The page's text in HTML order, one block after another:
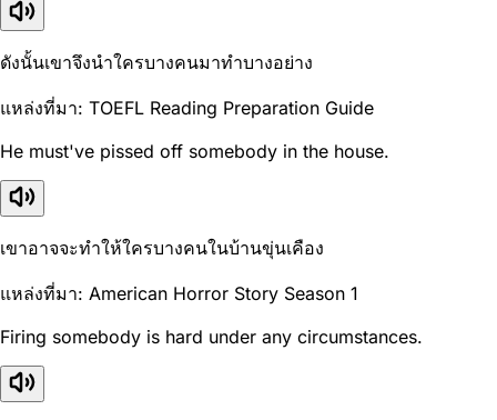
ดังนั้นเขาจึงนำใครบางคนมาทำบางอย่าง
แหล่งที่มา: TOEFL Reading Preparation Guide
He must've pissed off somebody in the house.
เขาอาจจะทำให้ใครบางคนในบ้านขุ่นเคือง
แหล่งที่มา: American Horror Story Season 1
Firing somebody is hard under any circumstances.